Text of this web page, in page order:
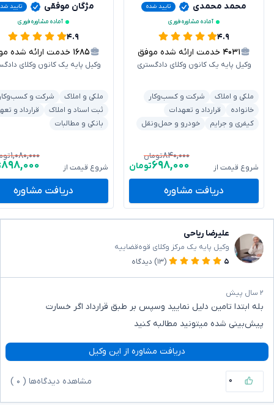
محمد محمدی
تایید شده
آماده مشاوره فوری
۴.۹
۴۰۳۱ خدمت ارائه شده موفق
وکیل پایه یک کانون وکلای دادگستری
ملکی و املاک
شرکت و کسب‌وکار
خانواده
قرارداد و تعهدات
کیفری و جرایم
خودرو و حمل‌ونقل
شروع قیمت از
۸۴۰,۰۰۰تومان
۶۹۸,۰۰۰تومان
دریافت مشاوره
مژگان موفقی
تایید
آماده مشاوره فوری
۴.۹
۱۶۸۵ خدمت ارائه شده موفق
وکیل پایه یک کانون وکلای
ملکی و املاک
شرکت و
ثبت اسناد و املاک
قرارداد و
بانکی و مطالبات
شروع قیمت از
۱,۰۸۰,۰۰۰
۸۹۸,۰۰۰
دریافت مشاوره
علیرضا ریاحی
وکیل پایه یک مرکز وکلای قوه‌قضاییه
۵
(۱۳) دیدگاه
۲ سال پیش
بله ابتدا تامین دلیل نمایید وسپس بر طبق قرارداد اگر خسارت
پیش‌بینی شده میتونید مطالبه کنید
دریافت مشاوره از این وکیل
۰ مشاهده دیدگاه‌ها ( ۰